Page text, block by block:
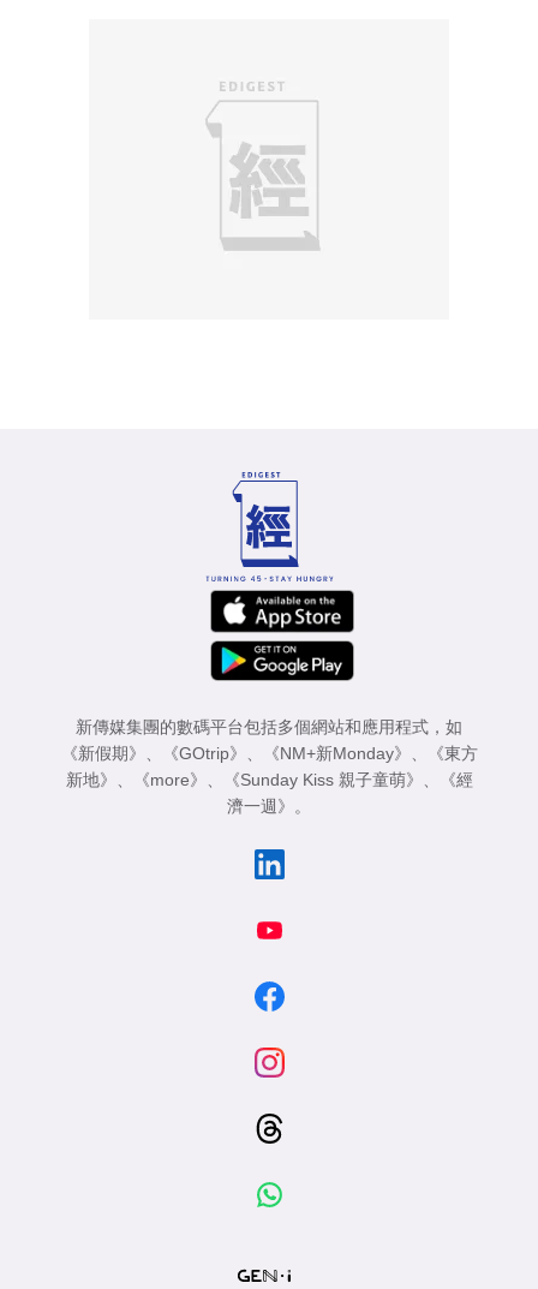
新傳媒集團的數碼平台包括多個網站和應用程式，如
《新假期》 、 《GOtrip》 、 《NM+新Monday》 、
《東方
新地》 、 《more》 、 《Sunday Kiss 親子童萌》 、
《經
濟一週》 。